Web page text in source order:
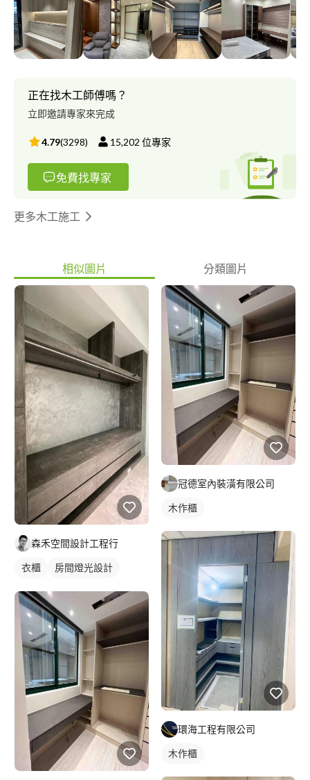
正在找木工師傅嗎？
立即邀請專家來完成
4.79(3298) 15,202 位專家
免費找專家
更多木工施工
相似圖片 分類圖片
森禾空間設計工程行
衣櫃
房間燈光設計
冠德室內裝潢有限公司
木作櫃
環海工程有限公司
木作櫃